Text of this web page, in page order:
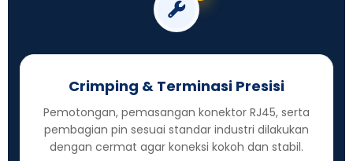
Crimping & Terminasi Presisi
Pemotongan, pemasangan konektor RJ45, serta
pembagian pin sesuai standar industri dilakukan
dengan cermat agar koneksi kokoh dan stabil.